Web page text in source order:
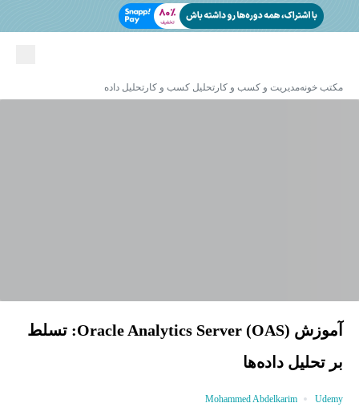
مکتب خونهمدیریت و کسب و کار تحلیل کسب و کار تحلیل داده
آموزش Oracle Analytics Server (OAS): تسلط
بر تحلیل داده‌ها
Udemy
Mohammed Abdelkarim